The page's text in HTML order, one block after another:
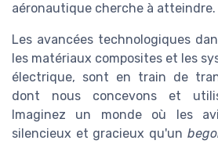
aéronautique cherche à atteindre.
Les avancées technologiques
les matériaux composites et les
électrique, sont en train de
dont nous concevons et
Imaginez un monde où les
silencieux et gracieux qu'un